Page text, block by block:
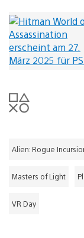
Alien: Rogue
Masters of Light
VR Day